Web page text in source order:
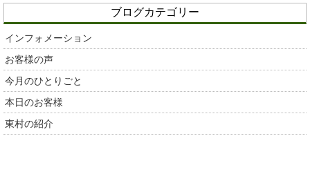
ブログカテゴリー
インフォメーション
お客様の声
今月のひとりごと
本日のお客様
東村の紹介